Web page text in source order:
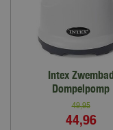
Intex Zwembad
Dompelpomp
49,95
44,96